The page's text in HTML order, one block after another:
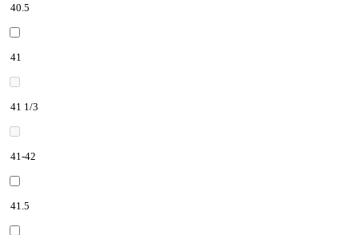
40.5
41
41 1/3
41-42
41.5